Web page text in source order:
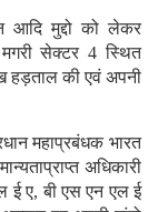
आदि मुद्दो को लेकर
मगरी सेक्टर 4 स्थित
हड़ताल की एवं अपनी
महाप्रबंधक भारत
अधिकारी
ई ए, बी एस एन एल ई